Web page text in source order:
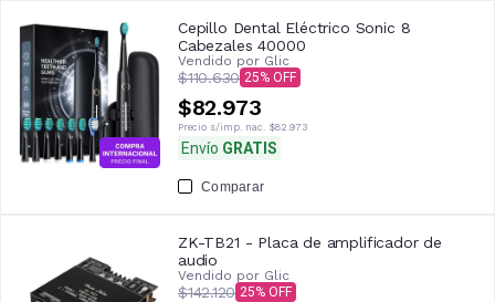
Cepillo Dental Eléctrico Sonic 8
Cabezales 40000
Vendido por Glic
$110.630 25
$82.973
Precio s/imp. nac. $82.973
Envío GRATIS
Comparar
ZK-TB21 - Placa de amplificador de
audio
Vendido por Glic
$142.120 25